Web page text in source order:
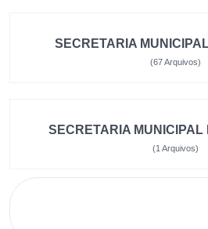
SECRETARIA
(67 Arquivos)
SECRETARIA
(1 Arquivos)